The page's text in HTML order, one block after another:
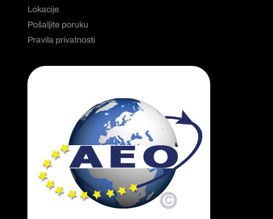
Lokacije
Pošaljite poruku
Pravila privatnosti